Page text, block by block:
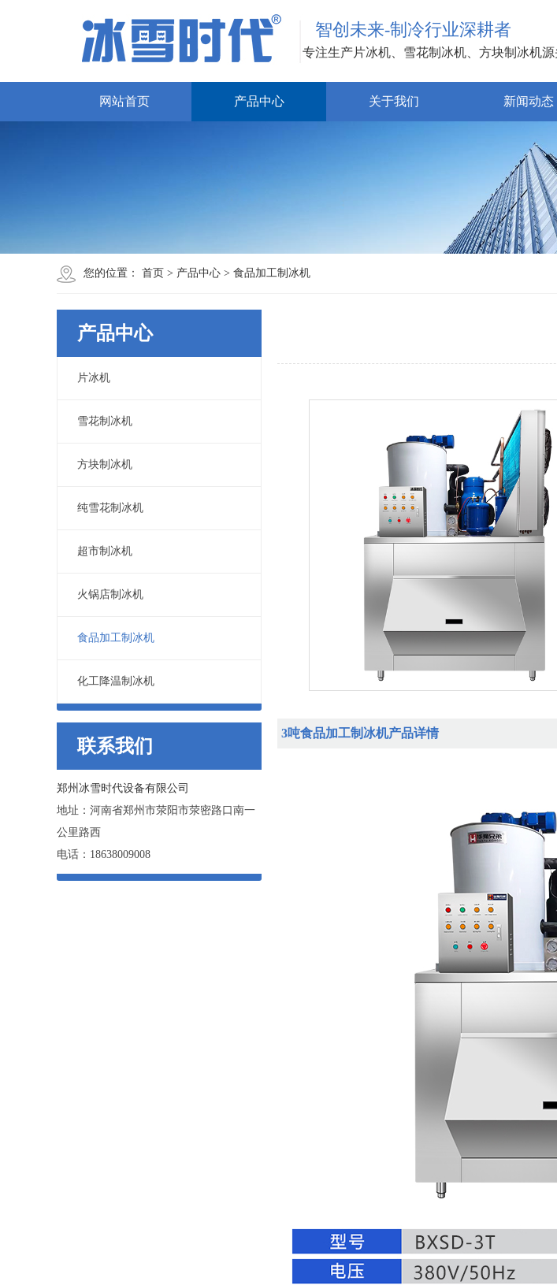
智创未来-制冷行业深耕者
专注生产片冰机、雪花制冰机、方块制冰机源
网站首页 产品中心 关于我们 新闻动态
您的位置： 首页 > 产品中心 > 食品加工制冰机
产品中心
片冰机
雪花制冰机
方块制冰机
纯雪花制冰机
超市制冰机
火锅店制冰机
食品加工制冰机
化工降温制冰机
联系我们
郑州冰雪时代设备有限公司
地址：河南省郑州市荥阳市荥密路口南一
公里路西
电话：18638009008
3吨食品加工制冰机产品详情